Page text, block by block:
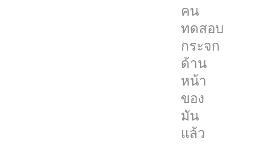
คน
ทดสอบ
กระจก
ด้าน
หน้า
ของ
มัน
แล้ว
JerryRigEverthing
YouTuber
ชื่อ
ดัง
ที่
ชอบ
นำ